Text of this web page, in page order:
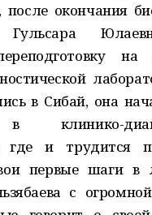
окончания
Гульсара
на
в Сибай, она
клинико-
где и трудится
первые шаги в
с